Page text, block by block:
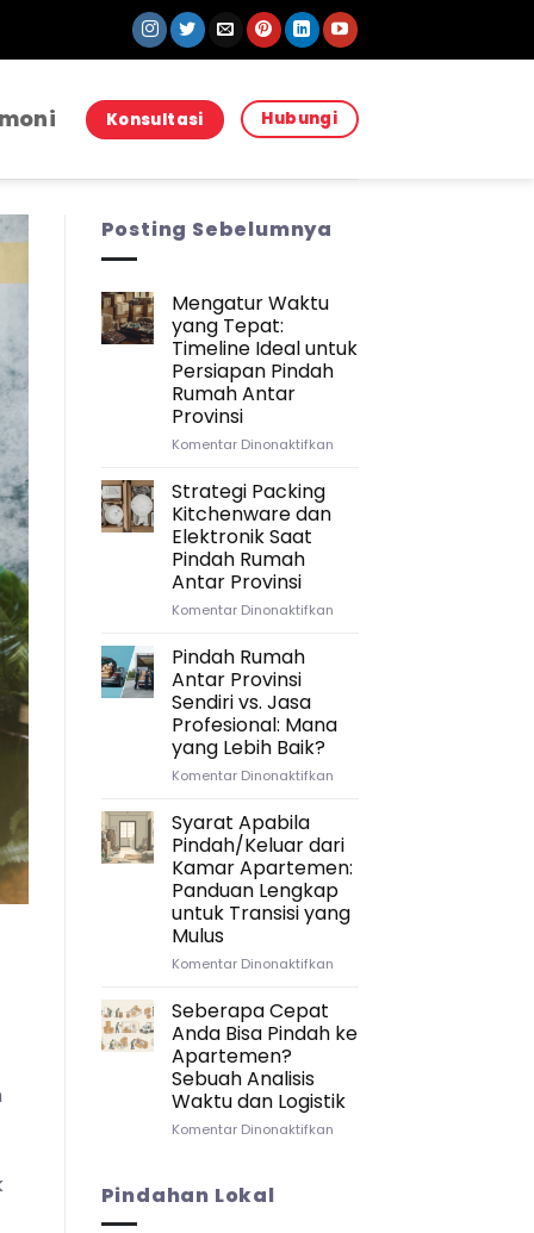
Konsultasi Hubungi
Posting Sebelumnya
Mengatur Waktu
yang Tepat:
Timeline Ideal untuk
Persiapan Pindah
Rumah Antar
Provinsi
Komentar Dinonaktifkanpada
Persiapan
Strategi Packing
Kitchenware dan
Elektronik Saat
Pindah Rumah
Antar Provinsi
Komentar Dinonaktifkanpada
Saat
Rumah
Pindah Rumah
Antar Provinsi
Sendiri vs. Jasa
Profesional: Mana
yang Lebih Baik?
Komentar Dinonaktifkanpada
Antar
Provinsi
Sendiri
vs.
Jasa
Syarat Apabila
Pindah/Keluar dari
Kamar Apartemen:
Panduan Lengkap
untuk Transisi yang
Mulus
Komentar Dinonaktifkanpada
Pindah/Keluar
dari
Panduan
Lengkap
Seberapa Cepat
Anda Bisa Pindah ke
Apartemen?
Sebuah Analisis
Waktu dan Logistik
Komentar Dinonaktifkanpada
Pindahan Lokal